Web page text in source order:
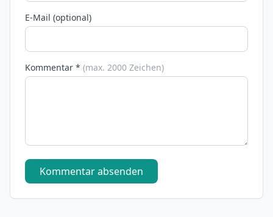
E-Mail (optional)
Kommentar * (max. 2000 Zeichen)
Kommentar absenden